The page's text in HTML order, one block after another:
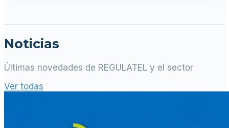
Noticias
Últimas novedades de REGULATEL y el sector
Ver todas